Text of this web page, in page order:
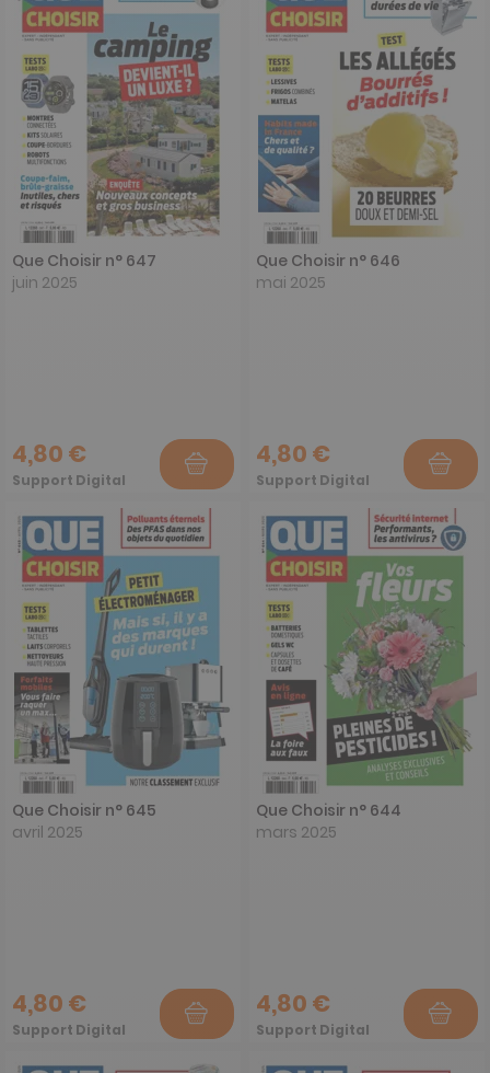
Que Choisir n° 647
juin 2025
4,80 €
Support Digital
Que Choisir n° 646
mai 2025
4,80 €
Support Digital
Que Choisir n° 645
avril 2025
4,80 €
Support Digital
Que Choisir n° 644
mars 2025
4,80 €
Support Digital